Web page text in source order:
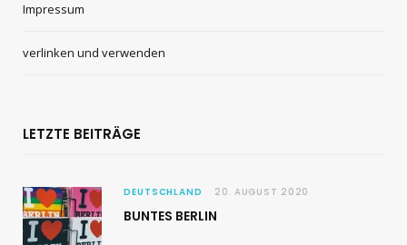
Impressum
verlinken und verwenden
LETZTE BEITRÄGE
DEUTSCHLAND 20. AUGUST 2020
BUNTES BERLIN